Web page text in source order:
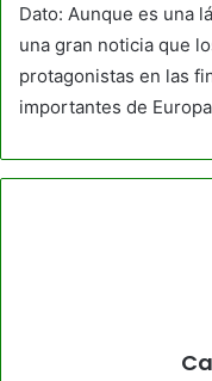
Dato: Aunque es una
una gran noticia que
protagonistas en las
importantes de